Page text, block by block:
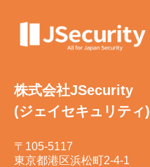
株式会社JSecurity
(ジェイセキュリティ)
〒105-5117
東京都港区浜松町2-4-1